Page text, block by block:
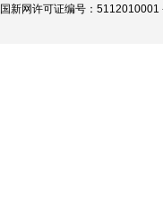
国新网许可证编号：